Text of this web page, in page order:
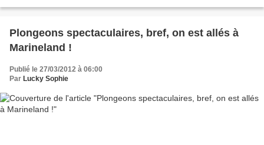
Plongeons spectaculaires, bref, on est allés à
Marineland !
Publié le 27/03/2012 à 06:00
Par Lucky Sophie